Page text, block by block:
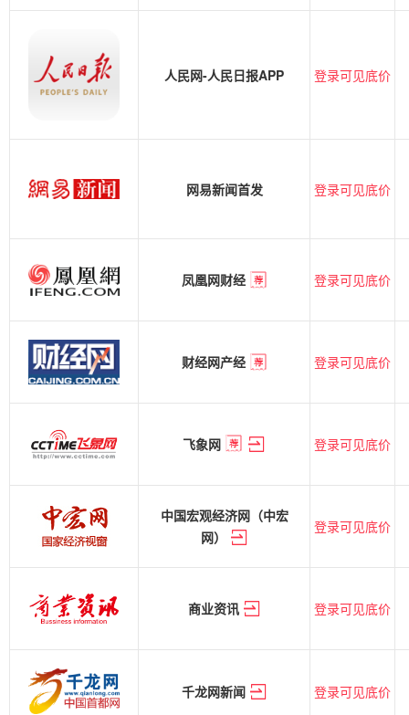
人民网-人民日报APP 登录可见底价
网易新闻首发 登录可见底价
凤凰网财经 登录可见底价
财经网产经 登录可见底价
飞象网 登录可见底价
中国宏观经济网（中宏
网）
登录可见底价
商业资讯 登录可见底价
千龙网新闻 登录可见底价